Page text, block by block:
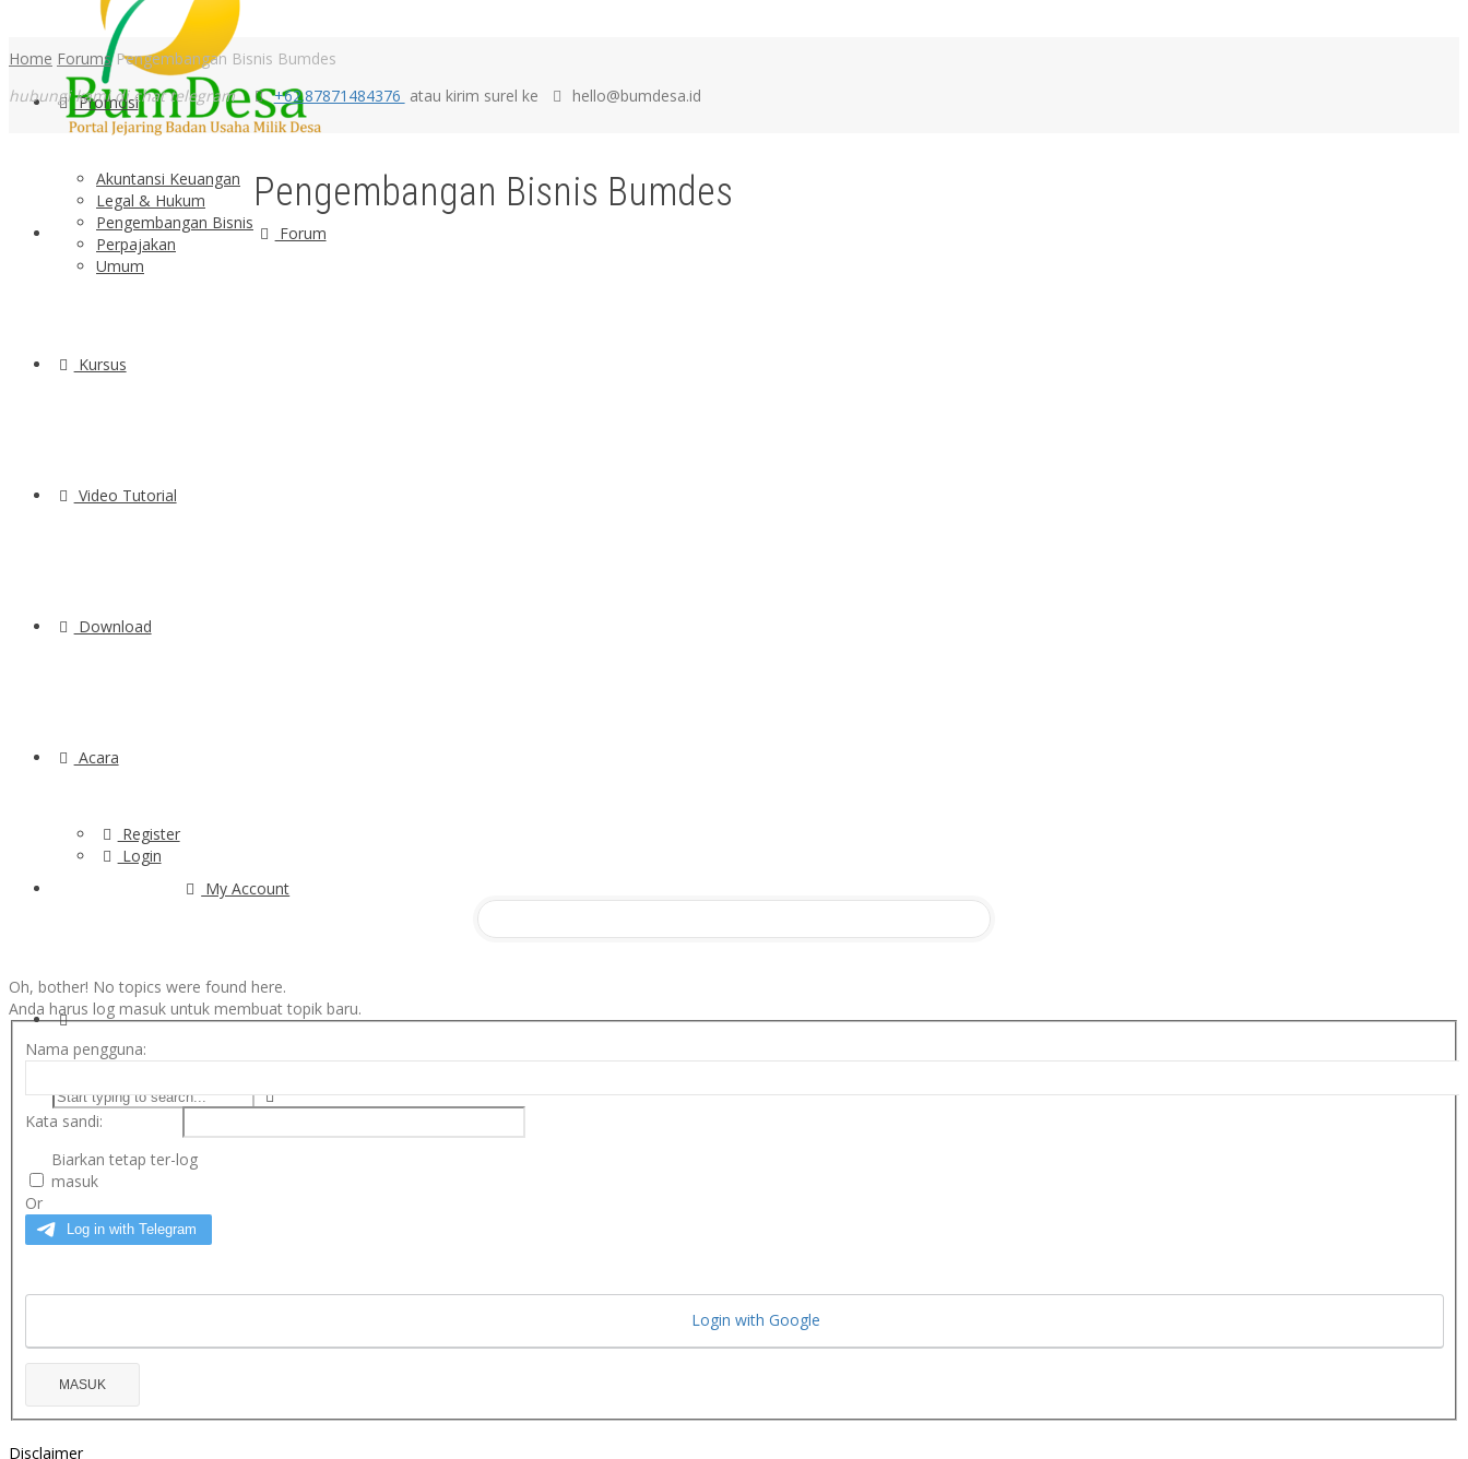
Promosi
Forum
Akuntansi Keuangan
Legal & Hukum
Pengembangan Bisnis
Perpajakan
Umum
Kursus
Video Tutorial
Download
Acara
My Account
Register
Login
Home Forums Pengembangan Bisnis Bumdes
hubungi kami di chat telegram
+62.87871484376 atau kirim surel ke hello@bumdesa.id
Pengembangan Bisnis Bumdes
Oh, bother! No topics were found here.
Anda harus log masuk untuk membuat topik baru.
Nama pengguna:
Kata sandi:
Biarkan tetap ter-log
masuk
Or
Login with Google
MASUK
Disclaimer